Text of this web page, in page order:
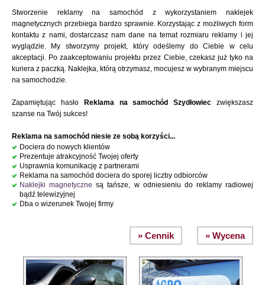
Stworzenie reklamy na samochód z wykorzystaniem naklejek
magnetycznych przebiega bardzo sprawnie. Korzystając z możliwych form
kontaktu z nami, dostarczasz nam dane na temat rozmiaru reklamy i jej
wyglądzie. My stworzymy projekt, który odeślemy do Ciebie w celu
akceptacji. Po zaakceptowaniu projektu przez Ciebie, czekasz już tyko na
kuriera z paczką. Naklejka, którą otrzymasz, mocujesz w wybranym miejscu
na samochodzie.
Zapamiętując hasło Reklama na samochód Szydłowiec zwiększasz
szanse na Twój sukces!
Reklama na samochód niesie ze sobą korzyści...
Dociera do nowych klientów
Prezentuje atrakcyjność Twojej oferty
Usprawnia komunikację z partnerami
Reklama na samochód dociera do sporej liczby odbiorców
Naklejki magnetyczne są tańsze, w odniesieniu do reklamy radiowej
bądź telewizyjnej
Dba o wizerunek Twojej firmy
» Wycena
» Cennik